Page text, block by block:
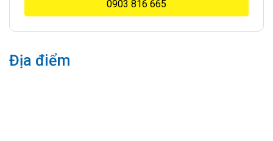
0903 816 665
Địa điểm